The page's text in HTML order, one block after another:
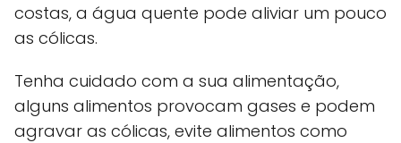
costas, a água quente pode aliviar um pouco
as cólicas.
Tenha cuidado com a sua alimentação,
alguns alimentos provocam gases e podem
agravar as cólicas, evite alimentos como